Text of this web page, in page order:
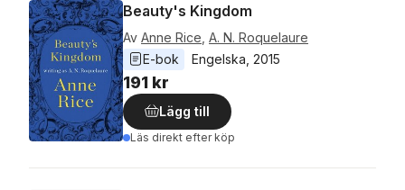
Beauty's Kingdom
Av Anne Rice A. N. Roquelaure
E-bok
Engelska 2015
191 kr
Lägg till
Läs direkt efter köp